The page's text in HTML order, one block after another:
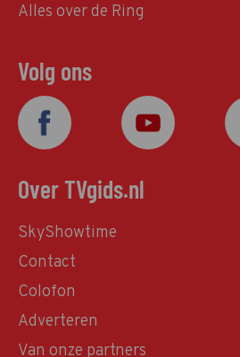
Alles over de Ring
Volg ons
Over TVgids.nl
SkyShowtime
Contact
Colofon
Adverteren
Van onze partners